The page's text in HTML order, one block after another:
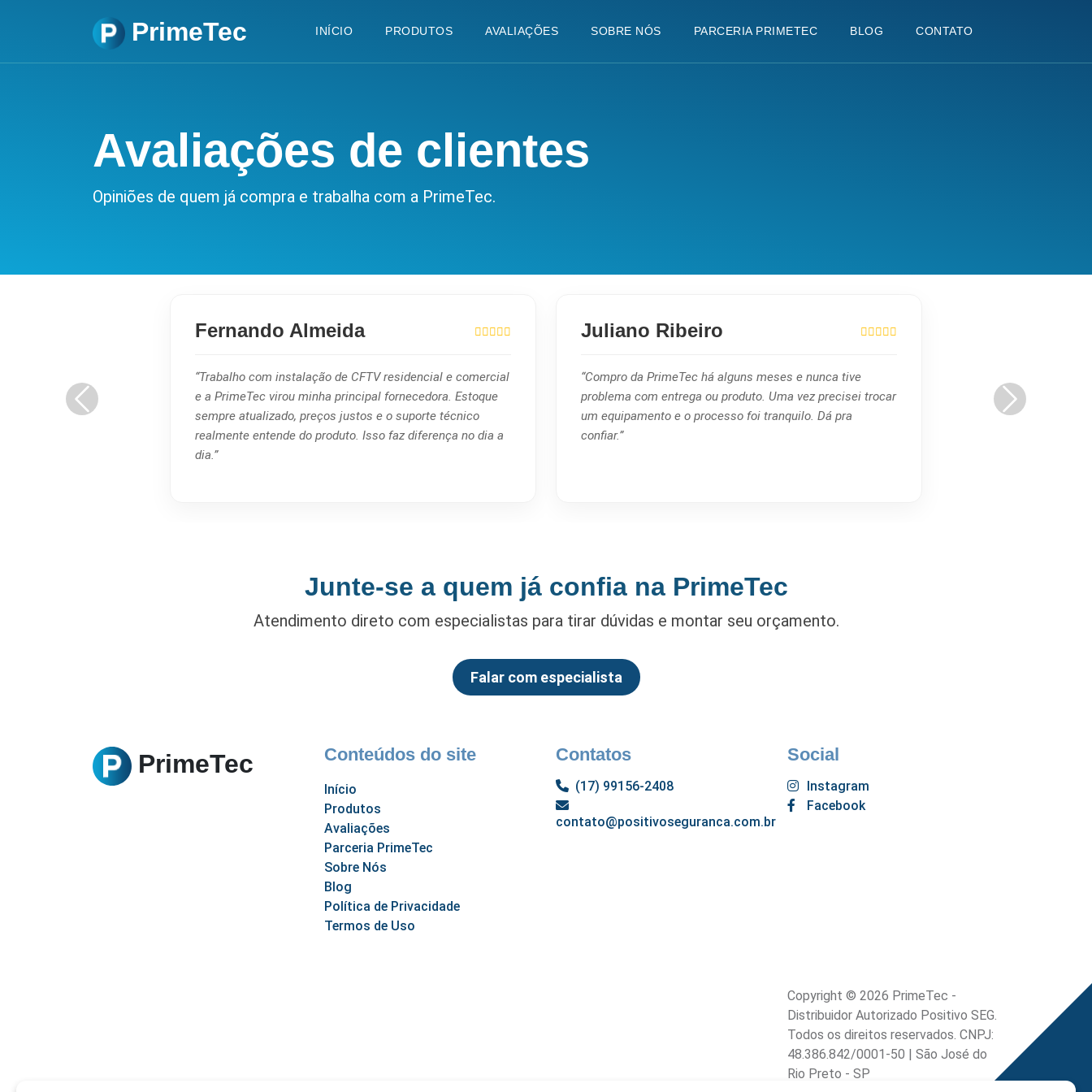
PrimeTec INÍCIO PRODUTOS AVALIAÇÕES SOBRE NÓS PARCERIA PRIMETEC BLOG CONTATO
Avaliações de clientes
Opiniões de quem já compra e trabalha com a PrimeTec.
Fernando Almeida
“Trabalho com instalação de CFTV residencial e comercial
e a PrimeTec virou minha principal fornecedora. Estoque
sempre atualizado, preços justos e o suporte técnico
realmente entende do produto. Isso faz diferença no dia a
dia.”
Juliano Ribeiro
“Compro da PrimeTec há alguns meses e nunca tive
problema com entrega ou produto. Uma vez precisei trocar
um equipamento e o processo foi tranquilo. Dá pra
confiar.”
Junte-se a quem já confia na PrimeTec
Atendimento direto com especialistas para tirar dúvidas e montar seu orçamento.
Falar com especialista
PrimeTec Conteúdos do site
Início
Produtos
Avaliações
Parceria PrimeTec
Sobre Nós
Blog
Política de Privacidade
Termos de Uso
Contatos
(17) 99156-2408
contato@positivoseguranca.com.br
Social
Instagram
Facebook
Copyright © 2026 PrimeTec -
Distribuidor Autorizado Positivo SEG.
Todos os direitos reservados. CNPJ:
48.386.842/0001-50 | São José do
Rio Preto - SP